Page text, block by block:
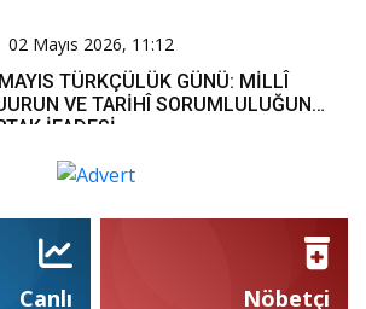
02 Mayıs 2026, 11:12
TÜRKÇÜLÜK GÜNÜ: MİLLÎ
VE TARİHÎ SORUMLULUĞUN
İFADESİ
Canlı
Nöbetçi